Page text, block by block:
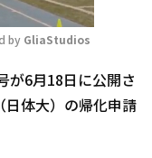
Mute
by GliaStudios
が6月18日に公開さ
日体大）の帰化申請